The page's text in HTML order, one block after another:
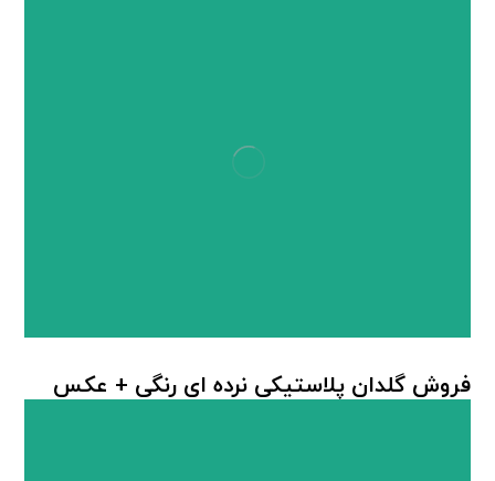
فروش گلدان پلاستیکی نرده ای رنگی + عکس